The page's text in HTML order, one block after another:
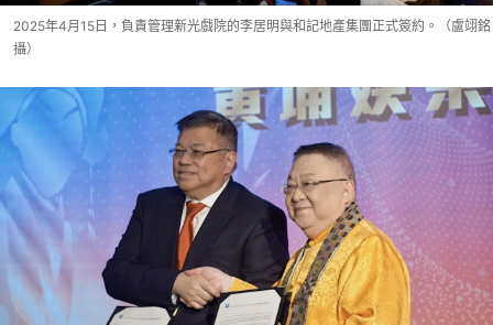
2025年4月15日，負責管理新光戲院的李居明與和記地產集團正式簽約。（盧翊銘
攝）